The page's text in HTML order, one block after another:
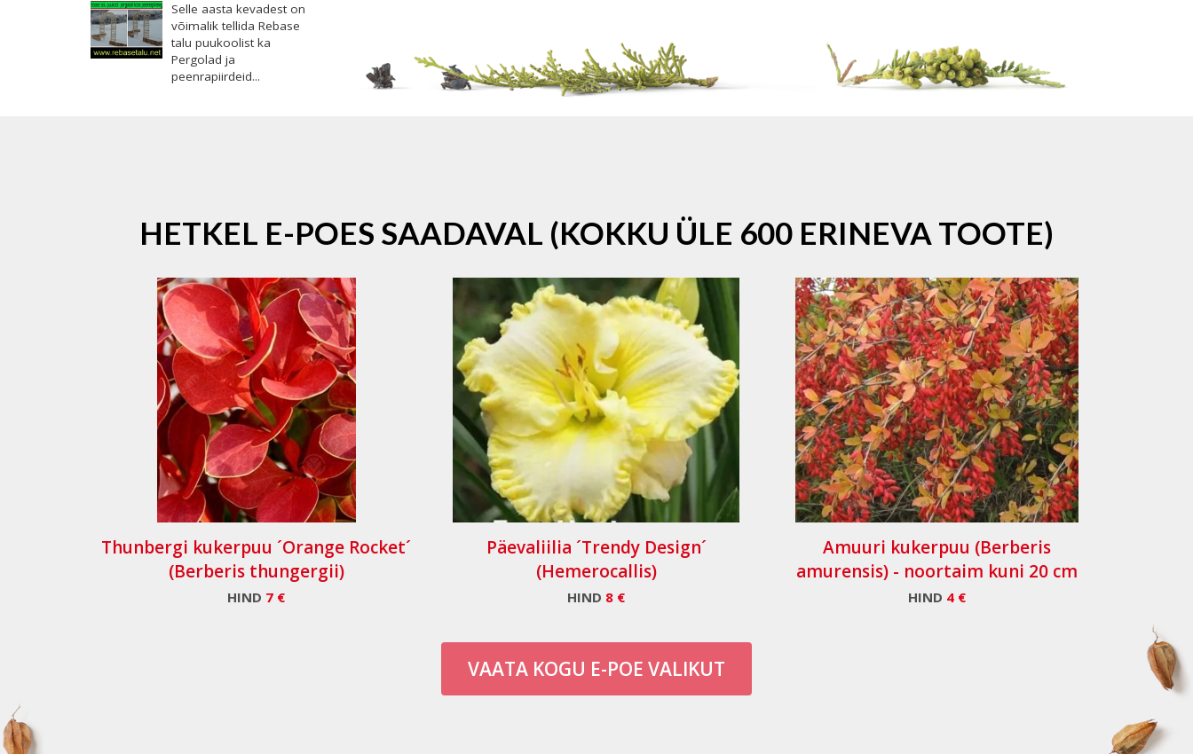
Selle aasta kevadest on
võimalik tellida Rebase
talu puukoolist ka
Pergolad ja
peenrapiirdeid...
HETKEL E-POES SAADAVAL (KOKKU ÜLE 600 ERINEVA TOOTE)
Thunbergi kukerpuu ´Orange Rocket´
(Berberis thungergii)
HIND 7 €
Päevaliilia ´Trendy Design´
(Hemerocallis)
HIND 8 €
Amuuri kukerpuu (Berberis
amurensis) - noortaim kuni 20 cm
HIND 4 €
VAATA KOGU E-POE VALIKUT